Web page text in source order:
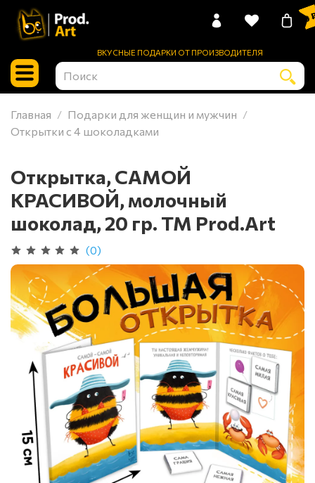
ВКУСНЫЕ ПОДАРКИ ОТ ПРОИЗВОДИТЕЛЯ
0
Главная
Подарки для женщин и мужчин
Открытки с 4 шоколадками
Открытка, САМОЙ
КРАСИВОЙ, молочный
шоколад, 20 гр. ТМ Prod.Art
(0)